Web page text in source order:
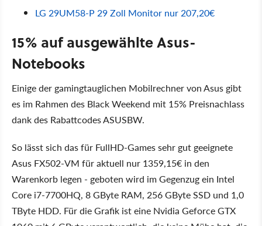
LG 29UM58-P 29 Zoll Monitor nur 207,20€
15% auf ausgewählte Asus-
Notebooks
Einige der gamingtauglichen Mobilrechner von Asus gibt
es im Rahmen des Black Weekend mit 15% Preisnachlass
dank des Rabattcodes ASUSBW.
So lässt sich das für FullHD-Games sehr gut geeignete
Asus FX502-VM für aktuell nur 1359,15€ in den
Warenkorb legen - geboten wird im Gegenzug ein Intel
Core i7-7700HQ, 8 GByte RAM, 256 GByte SSD und 1,0
TByte HDD. Für die Grafik ist eine Nvidia Geforce GTX